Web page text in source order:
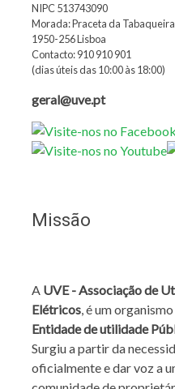
NIPC 513743090
Morada: Praceta da
1950-256 Lisboa
Contacto: 910 910 901
(dias úteis das 10:00 às 18:00)
geral@uve.pt
Missão
A UVE - Associação de
Elétricos, é um
Entidade de utilidade
Surgiu a partir da
oficialmente e dar voz a